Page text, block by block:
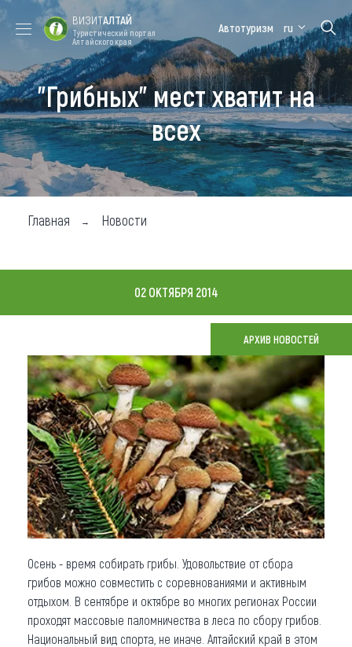
Форум VISIT
ALTAI
Цветение
маральника
Медицинский
форум
Алтайская
зимовка
Туры
Где побывать
Где поесть
Карта
Что привезти (сувениры)
О регионе
Коллекция впечатлений
Другие рубрики
ВИЗИТАЛТАЙ
Туристический портал
Алтайского края
Автотуризм ru
"Грибных" мест хватит на
всех
Главная Новости
02 ОКТЯБРЯ 2014
АРХИВ НОВОСТЕЙ
Осень - время собирать грибы. Удовольствие от сбора
грибов можно совместить с соревнованиями и активным
отдыхом. В сентябре и октябре во многих регионах России
проходят массовые паломничества в леса по сбору грибов.
Национальный вид спорта, не иначе. Алтайский край в этом